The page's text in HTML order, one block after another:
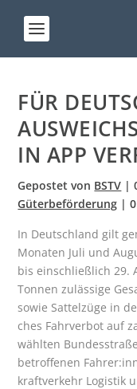
FÜR
IN APP
Gepostet von BSTV |
Güterbeförderung |
In Deutsch­land gilt
Mona­ten Juli und
bis ein­schließ­lich 29.
Ton­nen zuläs­si­ge
sowie Sat­tel­zü­ge in
ches Fahr­ver­bot auf
wähl­ten
betrof­fe­nen
kraft­ver­kehr Logis­tik